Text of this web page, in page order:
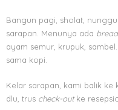
Bangun pagi, sholat,
sarapan. Menunya ada
ayam semur, krupuk,
sama kopi.
Kelar sarapan, kami balik ke
dlu, trus check-outke